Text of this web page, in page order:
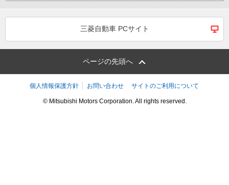
三菱自動車 PCサイト
ページの先頭へ
個人情報保護方針 お問い合わせ サイトのご利用について
© Mitsubishi Motors Corporation. All rights reserved.